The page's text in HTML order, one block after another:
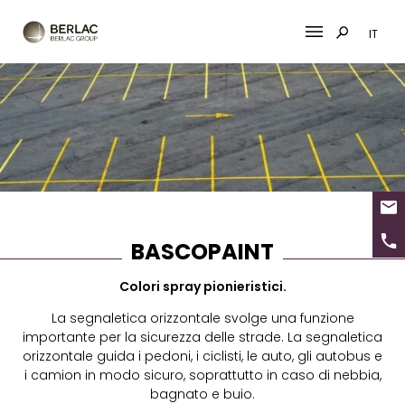
Skip
to
content
IT
BASCOPAINT
Colori spray pionieristici.
La segnaletica orizzontale svolge una funzione
importante per la sicurezza delle strade. La segnaletica
orizzontale guida i pedoni, i ciclisti, le auto, gli autobus e
i camion in modo sicuro, soprattutto in caso di nebbia,
bagnato e buio.